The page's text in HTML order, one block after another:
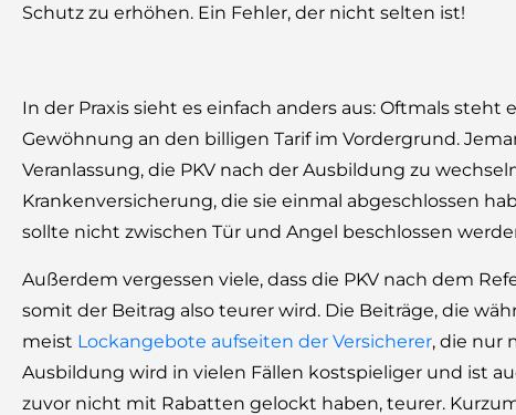
Schutz zu erhöhen. Ein Fehler, der nicht selten ist!
In der Praxis sieht es einfach anders aus: Oftmals
Gewöhnung an den billigen Tarif im Vordergrund.
Veranlassung, die PKV nach der Ausbildung zu
Krankenversicherung, die sie einmal abgeschlossen
sollte nicht zwischen Tür und Angel beschlossen
Außerdem vergessen viele, dass die PKV nach dem
somit der Beitrag also teurer wird. Die Beiträge, die
meist Lockangebote aufseiten der Versicherer, die nur
Ausbildung wird in vielen Fällen kostspieliger und ist
zuvor nicht mit Rabatten gelockt haben, teurer.